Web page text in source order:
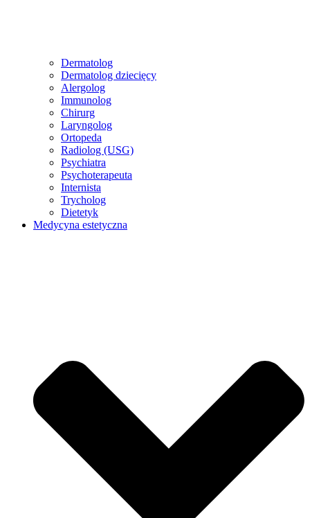
Dermatolog
Dermatolog dziecięcy
Alergolog
Immunolog
Chirurg
Laryngolog
Ortopeda
Radiolog (USG)
Psychiatra
Psychoterapeuta
Internista
Trycholog
Dietetyk
Medycyna estetyczna